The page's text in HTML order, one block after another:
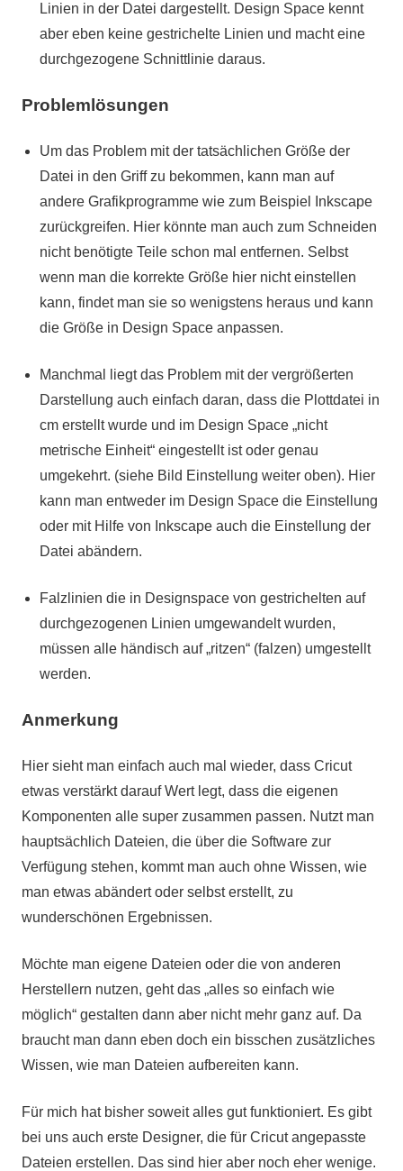
Linien in der Datei dargestellt. Design Space kennt
aber eben keine gestrichelte Linien und macht eine
durchgezogene Schnittlinie daraus.
Problemlösungen
Um das Problem mit der tatsächlichen Größe der
Datei in den Griff zu bekommen, kann man auf
andere Grafikprogramme wie zum Beispiel Inkscape
zurückgreifen. Hier könnte man auch zum Schneiden
nicht benötigte Teile schon mal entfernen. Selbst
wenn man die korrekte Größe hier nicht einstellen
kann, findet man sie so wenigstens heraus und kann
die Größe in Design Space anpassen.
Manchmal liegt das Problem mit der vergrößerten
Darstellung auch einfach daran, dass die Plottdatei in
cm erstellt wurde und im Design Space „nicht
metrische Einheit“ eingestellt ist oder genau
umgekehrt. (siehe Bild Einstellung weiter oben). Hier
kann man entweder im Design Space die Einstellung
oder mit Hilfe von Inkscape auch die Einstellung der
Datei abändern.
Falzlinien die in Designspace von gestrichelten auf
durchgezogenen Linien umgewandelt wurden,
müssen alle händisch auf „ritzen“ (falzen) umgestellt
werden.
Anmerkung
Hier sieht man einfach auch mal wieder, dass Cricut
etwas verstärkt darauf Wert legt, dass die eigenen
Komponenten alle super zusammen passen. Nutzt man
hauptsächlich Dateien, die über die Software zur
Verfügung stehen, kommt man auch ohne Wissen, wie
man etwas abändert oder selbst erstellt, zu
wunderschönen Ergebnissen.
Möchte man eigene Dateien oder die von anderen
Herstellern nutzen, geht das „alles so einfach wie
möglich“ gestalten dann aber nicht mehr ganz auf. Da
braucht man dann eben doch ein bisschen zusätzliches
Wissen, wie man Dateien aufbereiten kann.
Für mich hat bisher soweit alles gut funktioniert. Es gibt
bei uns auch erste Designer, die für Cricut angepasste
Dateien erstellen. Das sind hier aber noch eher wenige.